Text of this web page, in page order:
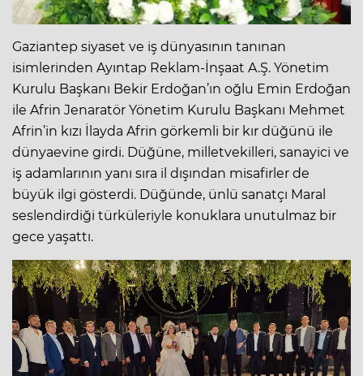
Gaziantep siyaset ve iş dünyasının tanınan
isimlerinden Ayıntap Reklam-İnşaat A.Ş. Yönetim
Kurulu Başkanı Bekir Erdoğan’ın oğlu Emin Erdoğan
ile Afrin Jenaratör Yönetim Kurulu Başkanı Mehmet
Afrin’in kızı İlayda Afrin görkemli bir kır düğünü ile
dünyaevine girdi. Düğüne, milletvekilleri, sanayici ve
iş adamlarının yanı sıra il dışından misafirler de
büyük ilgi gösterdi. Düğünde, ünlü sanatçı Maral
seslendirdiği türküleriyle konuklara unutulmaz bir
gece yaşattı.